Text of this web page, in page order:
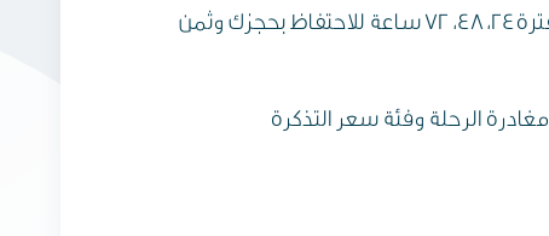
فعله هو الضغط على خيار الاحتفاظ بحجزي المتاح في موقع الطيران العماني وتحديد أحد خيارات الدفع والمحددة بفترة 24، 48، 72 ساعة للاحتفاظ بحجزك وثمن